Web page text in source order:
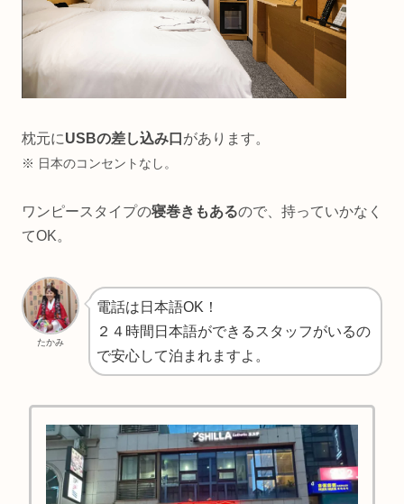
枕元にUSBの差し込み口 があります。
※ 日本のコンセントなし。
ワンピースタイプの寝巻きもあるので、持っていかなく
てOK。
たかみ
電話は日本語OK！
２４時間日本語ができるスタッフがいるの
で安心して泊まれますよ。